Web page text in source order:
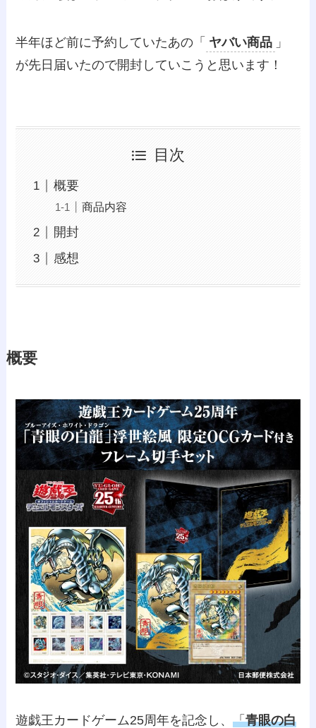
半年ほど前に予約していたあの「 ヤバい商品 」
が先日届いたので開封していこうと思います！
目次
概要
商品内容
開封
感想
概要
遊戯王カードゲーム25周年を記念し、「青眼の白